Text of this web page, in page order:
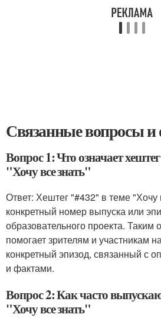
Связанные вопросы и
Вопрос 1: Что означает
"Хочу все знать"
Ответ: Хештег "#432" в теме "Хочу
конкретный номер выпуска или
образовательного проекта. Таким
помогает зрителям и участникам
конкретный эпизод, связанный с
и фактами.
Вопрос 2: Как часто
"Хочу все знать"